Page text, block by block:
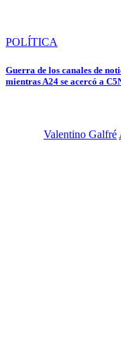
POLÍTICA
Guerra de los canales de
mientras A24 se acercó a
Valentino Galfré